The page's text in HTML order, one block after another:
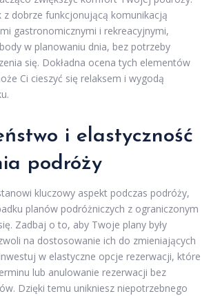
z dobrze funkcjonującą komunikacją
gastronomicznymi i rekreacyjnymi,
w planowaniu dnia, bez potrzeby
się. Dokładna ocena tych elementów
Ci cieszyć się relaksem i wygodą
i elastyczność
podróży
kluczowy aspekt podczas podróży,
planów podróżniczych z ograniczonym
Zadbaj o to, aby Twoje plany były
na dostosowanie ich do zmieniających
w elastyczne opcje rezerwacji, które
lub anulowanie rezerwacji bez
Dzięki temu unikniesz niepotrzebnego